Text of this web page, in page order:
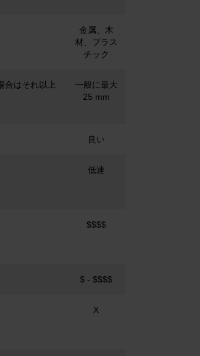
金属、木
材、プラス
チック
合はそれ以上
一般に最大
25 mm
良い
低速
$$$$
$ - $$$$
X